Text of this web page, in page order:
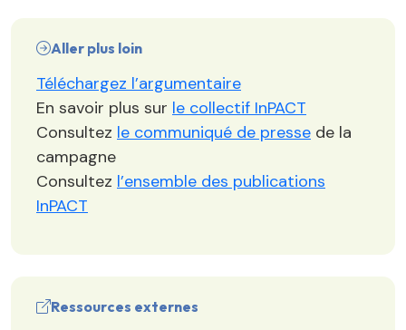
Aller plus loin
Téléchargez l’argumentaire
En savoir plus sur le collectif InPACT
Consultez le communiqué de presse de la
campagne
Consultez l’ensemble des publications
InPACT
Ressources externes